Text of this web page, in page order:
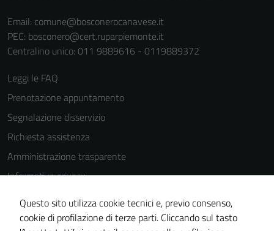
Email: comune@bosconerocanavese.it
PEC: bosconero@cert.ruparpiemonte.it
Centralino unico: 011 9889616 - 0119889372
Leggi le FAQ
Prenotazione appuntamento
Segnalazione disservizio
Richiesta assistenza
Amministrazione trasparente
Informativa privacy
Cookie Policy
Note legali
Questo sito utilizza cookie tecnici e, previo consenso,
cookie di profilazione di terze parti. Cliccando sul tasto